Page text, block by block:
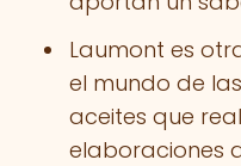
Laumont es
el mundo de
aceites que
elaboraciones